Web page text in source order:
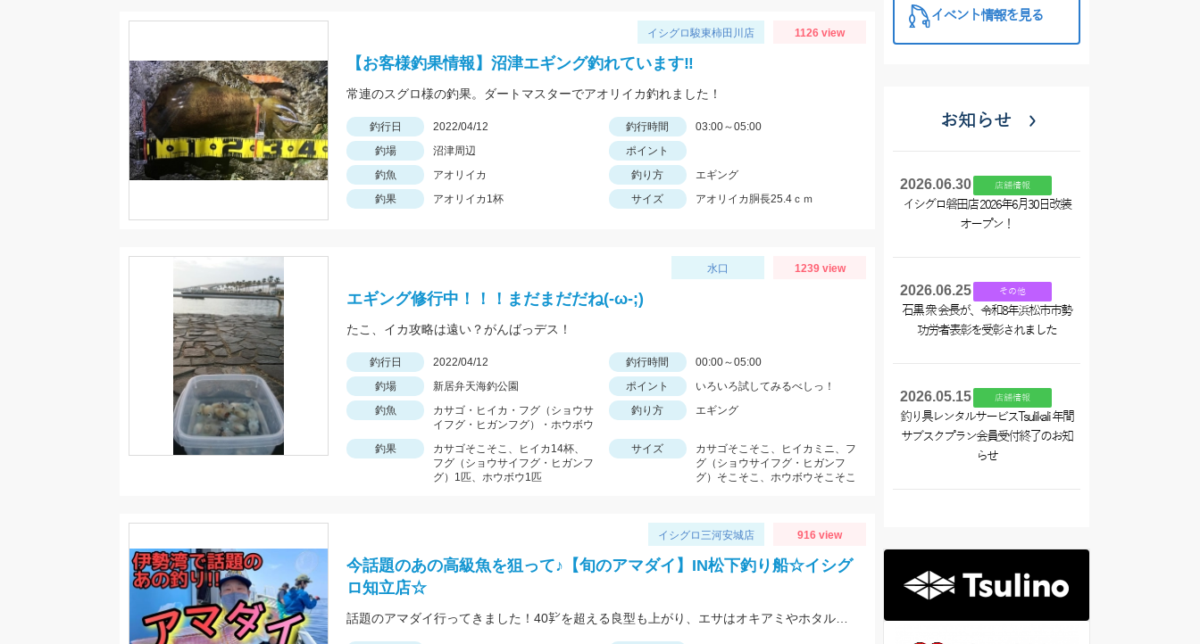
イシグロ駿東柿田川店 1126 view
【お客様釣果情報】沼津エギング釣れています‼
常連のスグロ様の釣果。ダートマスターでアオリイカ釣れました！
釣行日 2022/04/12 釣行時間
03:00～05:00
釣場
沼津周辺
ポイント
釣魚
アオリイカ 釣り方
エギング
釣果
アオリイカ1杯 サイズ アオリイカ胴長25.4ｃｍ
水口 1239 view
エギング修行中！！！まだまだだね(-ω-;)
たこ、イカ攻略は遠い？がんばっデス！
釣行日 2022/04/12 釣行時間
00:00～05:00
釣場
新居弁天海釣公園 ポイント
いろいろ試してみるべしっ！
釣魚
カサゴ・ヒイカ・フグ（ショウサ
イフグ・ヒガンフグ）・ホウボウ
釣り方 エギング
釣果
カサゴそこそこ、ヒイカ14杯、
フグ（ショウサイフグ・ヒガンフ
グ）1匹、ホウボウ1匹
サイズ
カサゴそこそこ、ヒイカミニ、フ
グ（ショウサイフグ・ヒガンフ
グ）そこそこ、ホウボウそこそこ
イシグロ三河安城店 916 view
今話題のあの高級魚を狙って♪【旬のアマダイ】IN松下釣り船☆イシグ
ロ知立店☆
イベント情報を見る
お知らせ
2026.06.30 店舗情報
イシグロ磐田店 2026年6月30日改装
オープン！
2026.06.25 その他
石黒 衆 会長が、令和8年浜松市市勢
功労者表彰を受彰されました
2026.05.15 店舗情報
釣り具レンタルサービスTsulikali 年間
サブスクプラン会員受付終了のお知
らせ